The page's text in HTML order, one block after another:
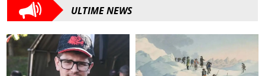
ULTIME NEWS